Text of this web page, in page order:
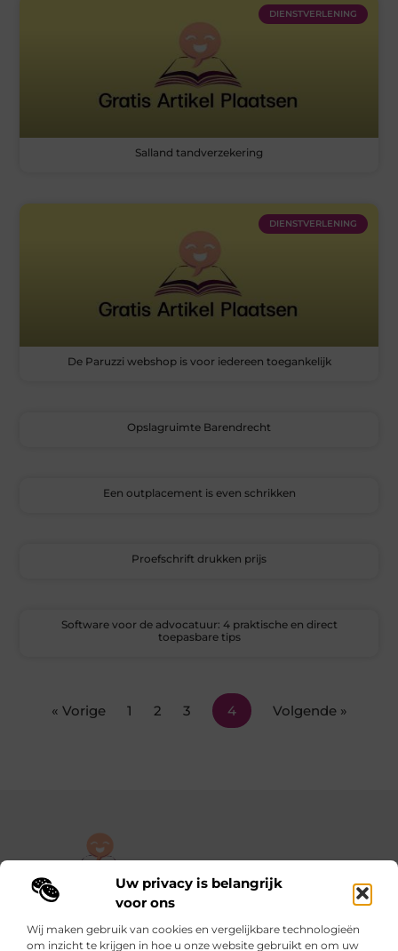
Uw privacy is belangrijk
voor ons
Wij maken gebruik van cookies en vergelijkbare technologieën
om inzicht te krijgen in hoe u onze website gebruikt en om uw
DIENSTVERLENING
Salland tandverzekering
DIENSTVERLENING
De Paruzzi webshop is voor iedereen toegankelijk
Opslagruimte Barendrecht
Een outplacement is even schrikken
Proefschrift drukken prijs
Software voor de advocatuur: 4 praktische en direct
toepasbare tips
« Vorige 1 2 3 4 Volgende »
De plek om jouw verhaal te delen, gratis en eenvoudig.
Verken een rijke verzameling blogs en artikelen die alles uit het
dagelijks leven behandelen, van persoonlijke verhalen tot